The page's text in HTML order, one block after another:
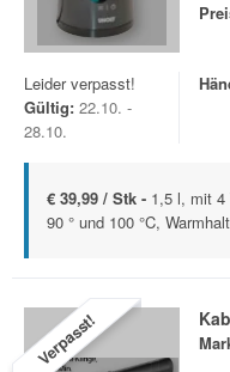
Leider verpasst!
Gültig: 22.10. -
28.10.
€ 39,99 / Stk - 1,5 l, mit 4
90 ° und 100 °C,
Verpasst!